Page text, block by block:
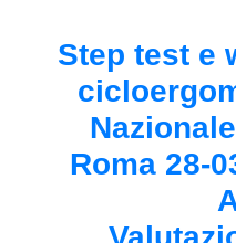
Step test e
Roma 28-